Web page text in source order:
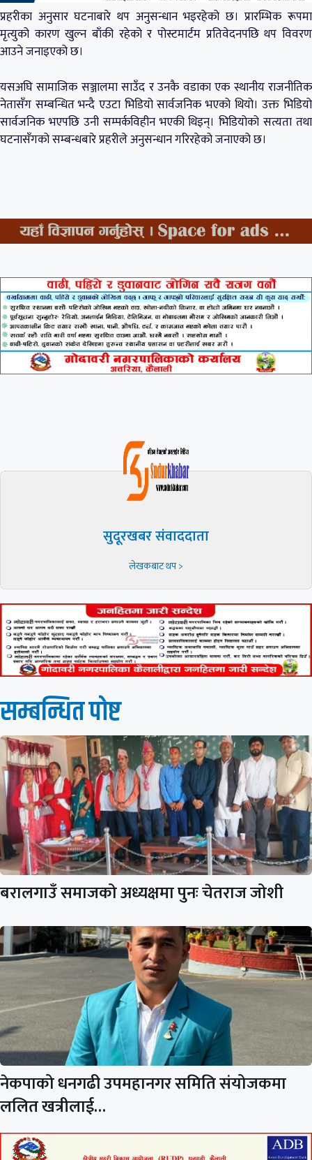
प्रहरीका अनुसार घटनाबारे थप अनुसन्धान भइरहेको छ। प्रारम्भिक रूपमा
मृत्युको कारण खुल्न बाँकी रहेको र पोस्टमार्टम प्रतिवेदनपछि थप विवरण
आउने जनाइएको छ।
यसअघि सामाजिक सञ्जालमा साउँद र उनकै वडाका एक स्थानीय राजनीतिक
नेतासँग सम्बन्धित भन्दै एउटा भिडियो सार्वजनिक भएको थियो। उक्त भिडियो
सार्वजनिक भएपछि उनी सम्पर्कविहीन भएकी थिइन्। भिडियोको सत्यता तथा
घटनासँगको सम्बन्धबारे प्रहरीले अनुसन्धान गरिरहेको जनाएको छ।
सुदूरखबर संवाददाता
लेखकबाट थप >
सम्बन्धित पाेष्ट
बरालगाउँ समाजको अध्यक्षमा पुनः चेतराज जोशी
नेकपाको धनगढी उपमहानगर समिति संयोजकमा
ललित खत्रीलाई…